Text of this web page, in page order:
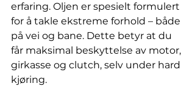
erfaring. Oljen er spesielt formulert
for å takle ekstreme forhold – både
på vei og bane. Dette betyr at du
får maksimal beskyttelse av motor,
girkasse og clutch, selv under hard
kjøring.